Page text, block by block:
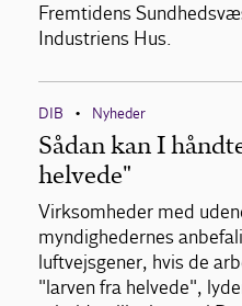
Fremtidens
Industriens Hus.
DIB • Nyheder
Sådan kan I
helvede"
Virksomheder med
myndighedernes
luftvejsgener, hvis de
"larven fra helvede",